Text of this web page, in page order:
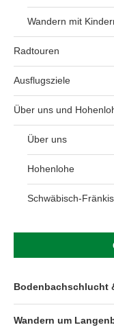
Wandern mit
Radtouren
Ausflugsziele
Über uns und
Über uns
Hohenlohe
Schwäbisch-
Bodenbachschlucht
Wandern um